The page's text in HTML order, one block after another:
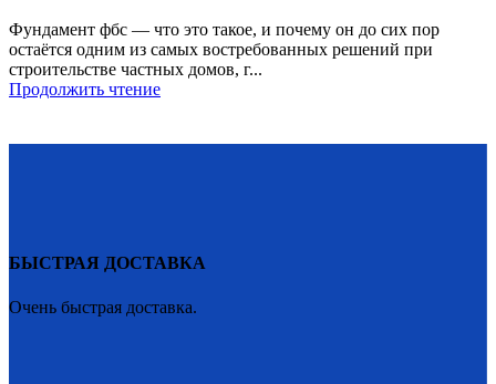
Фундамент фбс — что это такое, и почему он до сих пор
остаётся одним из самых востребованных решений при
строительстве частных домов, г...
Продолжить чтение
БЫСТРАЯ ДОСТАВКА
Очень быстрая доставка.